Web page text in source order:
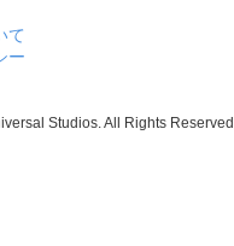
て
ー
Studios. All Rights Reserved.